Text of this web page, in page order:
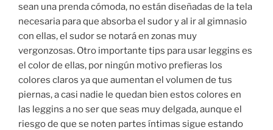
sean una prenda cómoda, no están diseñadas de la tela
necesaria para que absorba el sudor y al ir al gimnasio
con ellas, el sudor se notará en zonas muy
vergonzosas. Otro importante tips para usar leggins es
el color de ellas, por ningún motivo prefieras los
colores claros ya que aumentan el volumen de tus
piernas, a casi nadie le quedan bien estos colores en
las leggins a no ser que seas muy delgada, aunque el
riesgo de que se noten partes íntimas sigue estando